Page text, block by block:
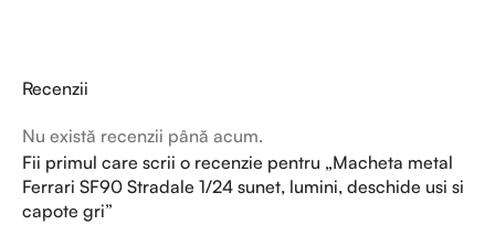
Recenzii
Nu există recenzii până acum.
Fii primul care scrii o recenzie pentru „Macheta metal
Ferrari SF90 Stradale 1/24 sunet, lumini, deschide usi si
capote gri”